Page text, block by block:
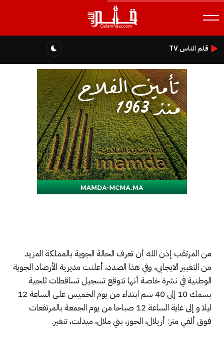
قلم الناس TV
من المرتقب إذن الله أن تعرف الحالة الجوية بالمملكة المزيد
من التغيير الايجابي، وفي هذا الصدد، أعلنت مديرية الأرصاد الجوية
الوطنية في نشرة خاصة أنها تتوقع تسجيل تساقطات ثلجية
بسمك 10 إلى 40 سم ابتداء من يوم الخميس على الساعة 12
ليلا و إلى غاية الساعة 12 صباحا من يوم الجمعة بالمرتفعات
فوق ألفي متر: أزيلال، الحوز، بني ملال، ميدلت، تنغير.